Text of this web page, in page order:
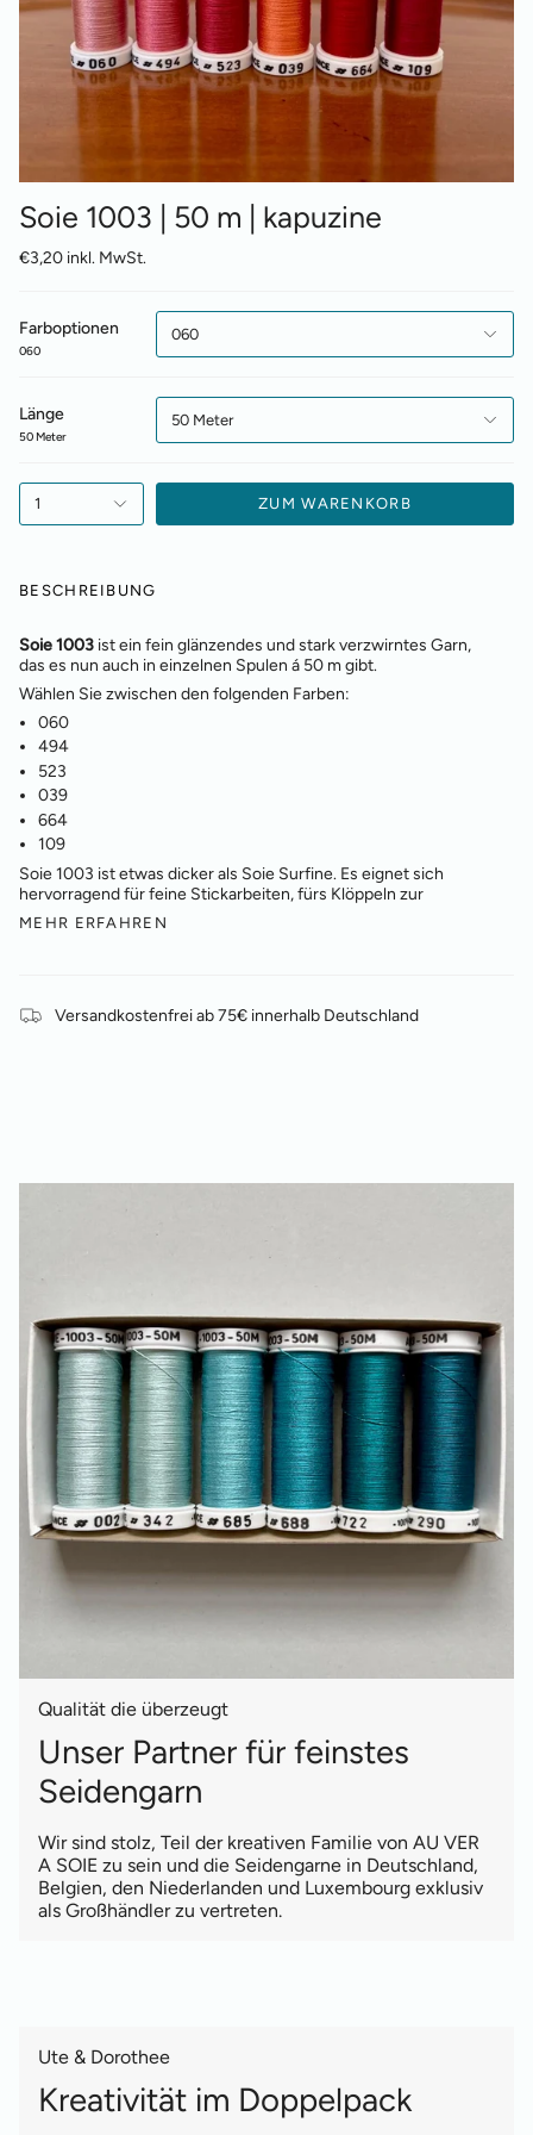
Soie 1003 | 50 m | kapuzine
€3,20 inkl. MwSt.
Farboptionen
060
060
Länge
50 Meter
50 Meter
1 ZUM WARENKORB
BESCHREIBUNG
Soie 1003 ist ein fein glänzendes und stark verzwirntes Garn,
das es nun auch in einzelnen Spulen á 50 m gibt.
Wählen Sie zwischen den folgenden Farben:
060
494
523
039
664
109
Soie 1003 ist etwas dicker als Soie Surfine. Es eignet sich
hervorragend für feine Stickarbeiten, fürs Klöppeln zur
MEHR ERFAHREN
Versandkostenfrei ab 75€ innerhalb Deutschland
Qualität die überzeugt
Unser Partner für feinstes
Seidengarn
Wir sind stolz, Teil der kreativen Familie von AU VER
A SOIE zu sein und die Seidengarne in Deutschland,
Belgien, den Niederlanden und Luxembourg exklusiv
als Großhändler zu vertreten.
Ute & Dorothee
Kreativität im Doppelpack